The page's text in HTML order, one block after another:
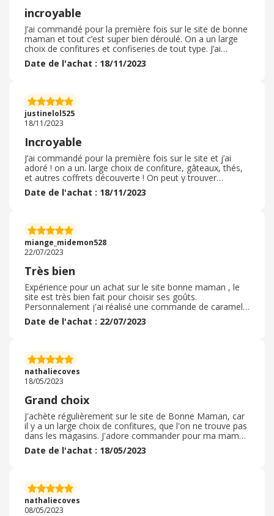
incroyable
J’ai commandé pour la première fois sur le site de bonne
maman et tout c’est super bien déroulé. On a un large
choix de confitures et confiseries de tout type. J’ai
commandé 4 x 5 confitures pour le créer mon calendrier
de l’avant ! le seul bémol c’est que nous ne pouvons pas
tot bag bonne maman qui est de super bonne qualité et
très jolie ! La livraison a été super rapide et le colis était
parfaitement bien emballé et très très bien protégé !
C’est parfait pour les faites de fin d’année
Date de l'achat : 18/11/2023
justinelol525
18/11/2023
Incroyable
J’ai commandé pour la première fois sur le site et j’ai
adoré ! on a un. large choix de confiture, gâteaux, thés,
et autres coffrets découverte ! On peut y trouver
beaucoup de confitures qu’on ne trouve pas dans le
commerce tel que figue violette ou framboise litchi ! des
me faire un calendrier de l’avant pour tester de nouvelles
confitures, le seul bémol du site c’est que nous ne
pouvons pas choisir 1 pot de confiture qu’on veut, c’est
uniquement vendu par 5 pour les saveurs originales ! J’ai
également commandé le tot bag bonne maman et il est
de super bonne qualité ! ! de très bon produits à goûter ?
Livraison rapide ! et colis très très bien protégé ! !
Date de l'achat : 18/11/2023
miange_midemon528
22/07/2023
Très bien
Expérience pour un achat sur le site bonne maman , le
site est très bien fait pour choisir ses goûts.
Personnalement j'ai réalisé une commande de caramel
beurre salé pour les maîtresses de mon fils en cadeaux
de fin d'année. J'ai personnalisé les étiquettes pour les
expédié très rapidement et les pots en verre était
parfaitement protéger. Chaque pots était dans une boîte
en carton bien épais. Grace à cette achat j'ai eu un cash
back quelque euros mais petit à petit c'est agréable
surtout quand on fait 2 cliques
Date de l'achat : 22/07/2023
nathaliecoves
18/05/2023
Grand choix
J'achète régulièrement sur le site de Bonne Maman, car
il y a un large choix de confitures, que l'on ne trouve pas
dans les magasins. J'adore commander pour ma maman
des petits pots de confitures en verre, elle les adore, il y
a une grande variétés de parfums et je peux réutiliser les
partir d'un certain montant. Les produits sont très bien
emballés, jamais eu de problème de casse.
Date de l'achat : 18/05/2023
nathaliecoves
08/05/2023